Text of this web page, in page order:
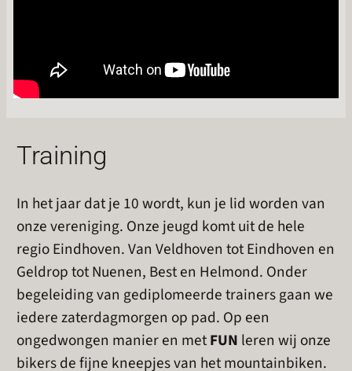
Training
In het jaar dat je 10 wordt, kun je lid worden van
onze vereniging. Onze jeugd komt uit de hele
regio Eindhoven. Van Veldhoven tot Eindhoven en
Geldrop tot Nuenen, Best en Helmond. Onder
begeleiding van gediplomeerde trainers gaan we
iedere zaterdagmorgen op pad. Op een
ongedwongen manier en metFUN leren wij onze
bikers de fijne kneepjes van het mountainbiken.